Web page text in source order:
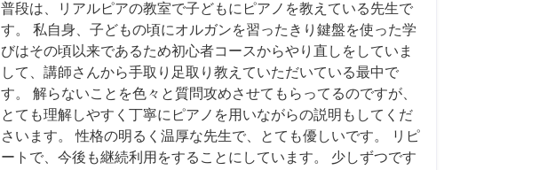
普段は、リアルピアの教室で子どもにピアノを教えている先生で
す。 私自身、子どもの頃にオルガンを習ったきり鍵盤を使った学
びはその頃以来であるため初心者コースからやり直しをしていま
して、講師さんから手取り足取り教えていただいている最中で
す。 解らないことを色々と質問攻めさせてもらってるのですが、
とても理解しやすく丁寧にピアノを用いながらの説明もしてくだ
さいます。 性格の明るく温厚な先生で、とても優しいです。 リピ
ートで、今後も継続利用をすることにしています。 少しずつです